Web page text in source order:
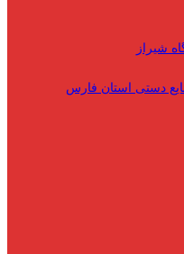
شیراز
دستی استان فارس